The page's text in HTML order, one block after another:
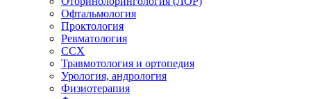
Офтальмология
Проктология
Ревматология
ССХ
Травмотология и ортопедия
Урология, андрология
Физиотерапия